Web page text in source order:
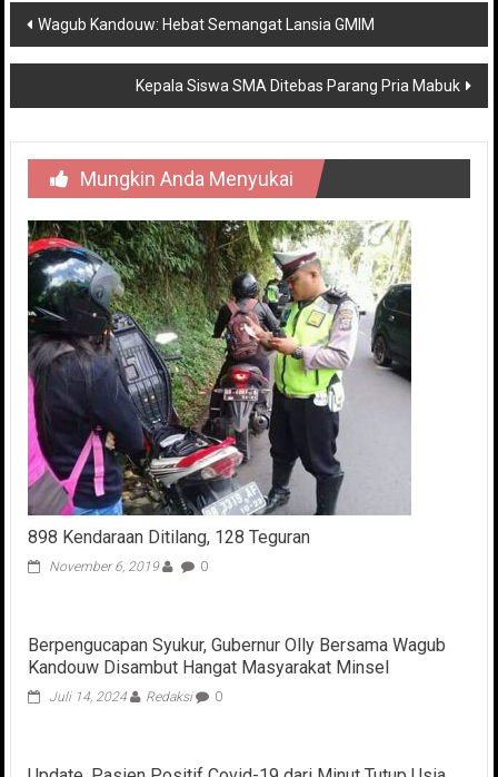
Navigasi
pos
Wagub Kandouw: Hebat Semangat Lansia GMIM
Kepala Siswa SMA Ditebas Parang Pria Mabuk
Mungkin Anda Menyukai
898 Kendaraan Ditilang, 128 Teguran
November 6, 2019 0
Berpengucapan Syukur, Gubernur Olly Bersama Wagub
Kandouw Disambut Hangat Masyarakat Minsel
Juli 14, 2024 Redaksi 0